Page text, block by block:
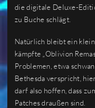
die digitale Deluxe-
zu Buche schlägt.
Natürlich bleibt ein
kämpfte „Oblivion
Problemen, etwa
Bethesda verspricht,
darf also hoffen, dass
Patches draußen sind.